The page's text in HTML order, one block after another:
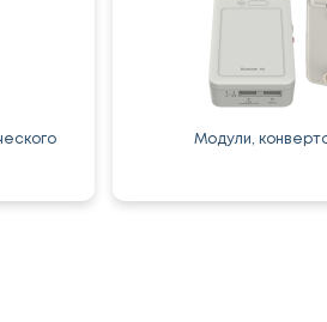
Модули,